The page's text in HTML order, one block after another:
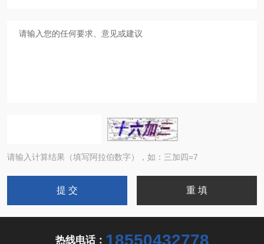
请输入计算结果（填写阿拉伯数字），如：三加四=7
热线电话： 18550432778